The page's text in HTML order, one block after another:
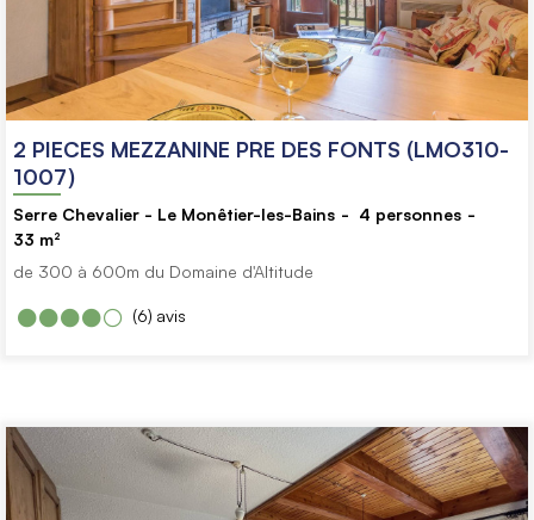
2 PIECES MEZZANINE PRE DES FONTS (LMO310-
1007)
Serre Chevalier - Le Monêtier-les-Bains 4 personnes
33 m²
de 300 à 600m du Domaine d'Altitude
avis
(6)